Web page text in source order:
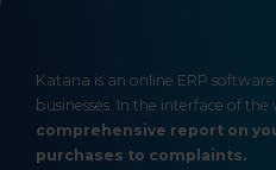
Katana is an online ERP
businesses. In the interface of
comprehensive report on
purchases to complaints.